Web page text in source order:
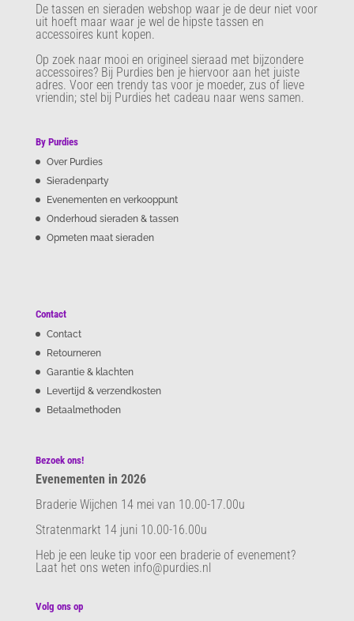
De tassen en sieraden webshop waar je de deur niet voor
uit hoeft maar waar je wel de hipste tassen en
accessoires kunt kopen.
Op zoek naar mooi en origineel sieraad met bijzondere
accessoires? Bij Purdies ben je hiervoor aan het juiste
adres. Voor een trendy tas voor je moeder, zus of lieve
vriendin; stel bij Purdies het cadeau naar wens samen.
By Purdies
Over Purdies
Sieradenparty
Evenementen en verkooppunt
Onderhoud sieraden & tassen
Opmeten maat sieraden
Contact
Contact
Retourneren
Garantie & klachten
Levertijd & verzendkosten
Betaalmethoden
Bezoek ons!
Evenementen in 2026
Braderie Wijchen 14 mei van 10.00-17.00u
Stratenmarkt 14 juni 10.00-16.00u
Heb je een leuke tip voor een braderie of evenement?
Laat het ons weten info@purdies.nl
Volg ons op